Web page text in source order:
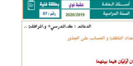
البحوث الجاهزة
بحوث اللغة العربية